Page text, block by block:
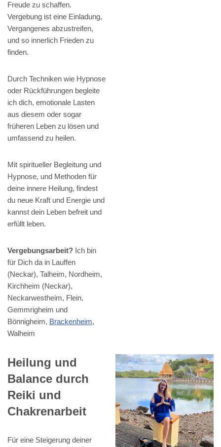
Freude zu schaffen.
Vergebung ist eine Einladung,
Vergangenes abzustreifen,
und so innerlich Frieden zu
finden.
Durch Techniken wie Hypnose
oder Rückführungen begleite
ich dich, emotionale Lasten
aus diesem oder sogar
früheren Leben zu lösen und
umfassend zu heilen.
Mit spiritueller Begleitung und
Hypnose, und Methoden für
deine innere Heilung, findest
du neue Kraft und Energie und
kannst dein Leben befreit und
erfüllt leben.
Vergebungsarbeit? Ich bin
für Dich da in Lauffen
(Neckar), Talheim, Nordheim,
Kirchheim (Neckar),
Neckarwestheim, Flein,
Gemmrigheim und
Bönnigheim, Brackenheim,
Walheim
Heilung und
Balance durch
Reiki und
Chakrenarbeit
Für eine Steigerung deiner